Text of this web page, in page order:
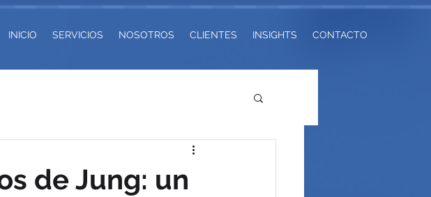
INICIO SERVICIOS NOSOTROS CLIENTES INSIGHTS CONTACTO
de Jung: un